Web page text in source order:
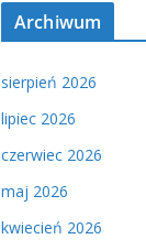
Archiwum
sierpień 2026
lipiec 2026
czerwiec 2026
maj 2026
kwiecień 2026